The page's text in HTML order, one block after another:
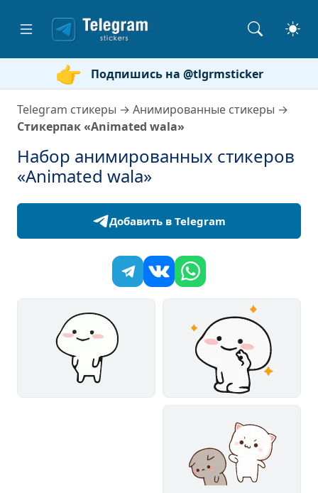
Подпишись на @tlgrmsticker
Telegram стикеры → Анимированные стикеры →
Стикерпак «Animated wala»
Набор анимированных стикеров
«Animated wala»
Добавить в Telegram